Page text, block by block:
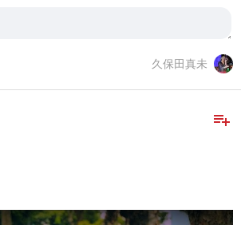
久保田真未
playlist_add